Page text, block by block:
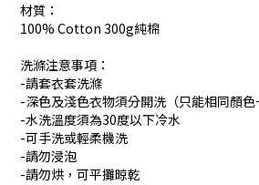
材質：
100% Cotton 300g純棉
洗滌注意事項：
-請套衣套洗滌
-深色及淺色衣物須分開洗（只能相同顏色
-水洗溫度須為30度以下冷水
-可手洗或輕柔機洗
-請勿浸泡
-請勿烘，可平攤晾乾